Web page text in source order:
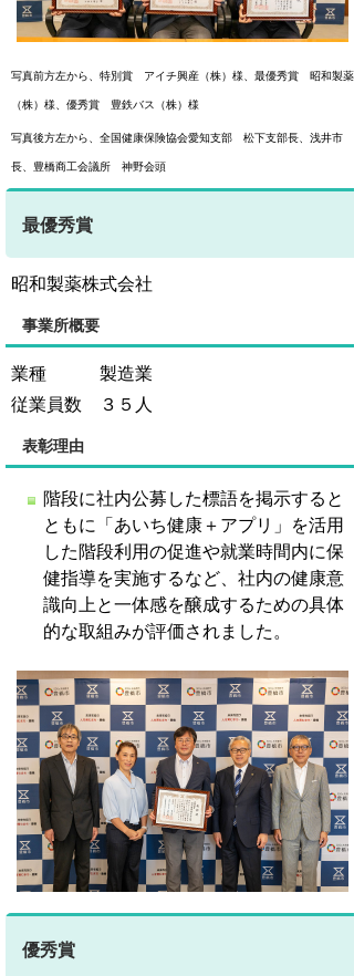
写真前方左から、特別賞 アイチ興産（株）様、最優秀賞 昭和製薬
（株）様、優秀賞 豊鉄バス（株）様
写真後方左から、全国健康保険協会愛知支部 松下支部長、浅井市
長、豊橋商工会議所 神野会頭
最優秀賞
昭和製薬株式会社
事業所概要
業種 製造業
従業員数 ３５人
表彰理由
階段に社内公募した標語を掲示すると
ともに「あいち健康＋アプリ」を活用
した階段利用の促進や就業時間内に保
健指導を実施するなど、社内の健康意
識向上と一体感を醸成するための具体
的な取組みが評価されました。
優秀賞